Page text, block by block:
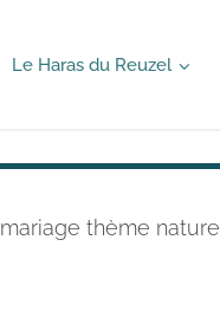
Le Haras du Reuzel
mariage thème nature